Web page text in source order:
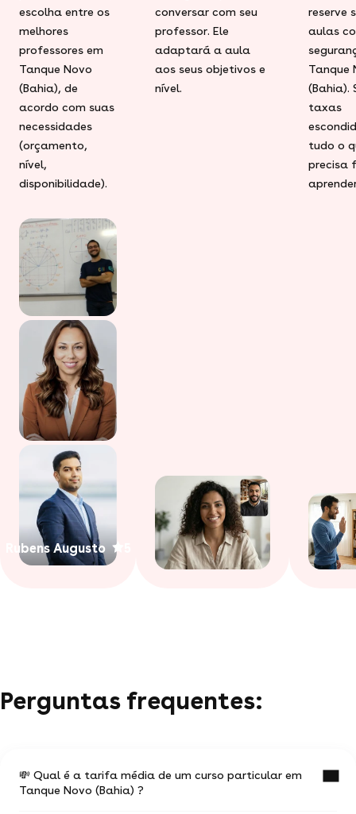
escolha entre os
melhores
professores em
Tanque Novo
(Bahia), de
acordo com suas
necessidades
(orçamento,
nível,
disponibilidade).
Rubens Augusto
conversar com seu
professor. Ele
adaptará a aula
aos seus objetivos e
nível.
reserve
aulas
Tanque
(Bahia).
taxas
tudo o
precisa
Perguntas frequentes:
💸 Qual é a tarifa média de um curso particular em
Tanque Novo (Bahia) ?